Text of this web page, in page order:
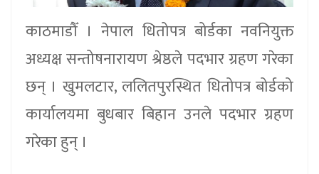
काठमाडौँ । नेपाल धितोपत्र बोर्डका नवनियुक्त
अध्यक्ष सन्तोषनारायण श्रेष्ठले पदभार ग्रहण गरेका
छन् । खुमलटार, ललितपुरस्थित धितोपत्र बोर्डको
कार्यालयमा बुधबार बिहान उनले पदभार ग्रहण
गरेका हुन् ।